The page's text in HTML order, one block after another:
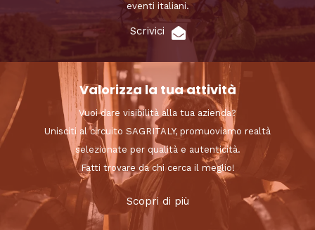
eventi italiani.
Scrivici
Valorizza la tua attività
Vuoi dare visibilità alla tua azienda?
Unisciti al circuito SAGRITALY, promuoviamo realtà
selezionate per qualità e autenticità.
Fatti trovare da chi cerca il meglio!
Scopri di più